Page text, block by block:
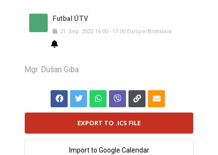
Futbal ÚTV
21 . Sep. 2022 16:00 - 17:00 Europe/Bratislava
Mgr. Dušan Giba
EXPORT TO .ICS FILE
Import to Google Calendar